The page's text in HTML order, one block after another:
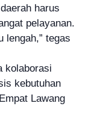
harus
pelayanan.
lengah,” tegas
kolaborasi
kebutuhan
Lawang